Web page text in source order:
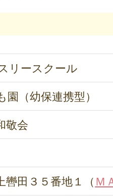
リースクール
（幼保連携型）
敬会
轡田３５番地１（ Ｍ